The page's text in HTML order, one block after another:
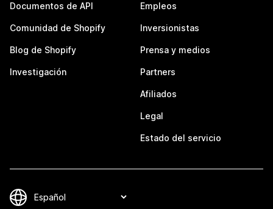
Documentos de API
Comunidad de Shopify
Blog de Shopify
Investigación
Empleos
Inversionistas
Prensa y medios
Partners
Afiliados
Legal
Estado del servicio